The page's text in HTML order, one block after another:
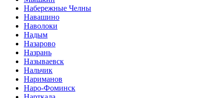
Набережные Челны
Навашино
Наволоки
Надым
Назарово
Назрань
Называевск
Нальчик
Нариманов
Наро-Фоминск